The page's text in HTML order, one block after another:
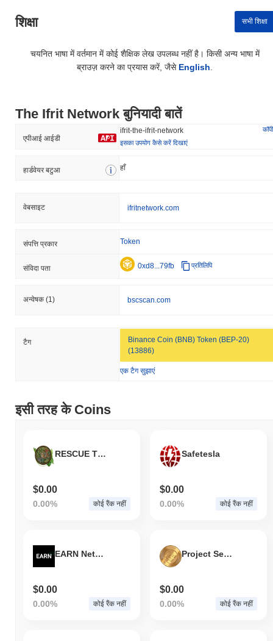
शिक्षा सभी शिक्षा
चयनित भाषा में वर्तमान में कोई शैक्षिक लेख उपलब्ध नहीं है। किसी अन्य भाषा में
ब्राउज़ करने का प्रयास करें, जैसे English
The Ifrit Network बुनियादी बातें
एपीआई आईडी
ifrit-the-ifrit-network
कॉपी
इसका उपयोग कैसे करें दिखाएं
हार्डवेयर बटुआ हाँ
वेबसाइट ifritnetwork.com
संपत्ति प्रकार Token
संविदा पता 0xd8...79fb प्रतिलिपि
अन्वेषक (1) bscscan.com
टैग
Binance Coin (BNB) Token (BEP-20)
(13886)
एक टैग सुझाएं
इसी तरह के Coins
RESCUE TOKEN
$0.00
0.00% कोई रैंक नहीं
Safetesla
$0.00
0.00% कोई रैंक नहीं
EARN Network (ETH)
$0.00
0.00% कोई रैंक नहीं
Project Senpai
$0.00
0.00% कोई रैंक नहीं